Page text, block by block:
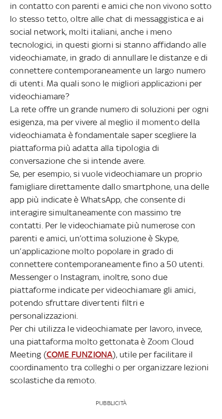
in contatto con parenti e amici che non vivono sotto
lo stesso tetto, oltre alle chat di messaggistica e ai
social network, molti italiani, anche i meno
tecnologici, in questi giorni si stanno affidando alle
videochiamate, in grado di annullare le distanze e di
connettere contemporaneamente un largo numero
di utenti. Ma quali sono le migliori applicazioni per
videochiamare?
La rete offre un grande numero di soluzioni per ogni
esigenza, ma per vivere al meglio il momento della
videochiamata è fondamentale saper scegliere la
piattaforma più adatta alla tipologia di
conversazione che si intende avere.
Se, per esempio, si vuole videochiamare un proprio
famigliare direttamente dallo smartphone, una delle
app più indicate è WhatsApp, che consente di
interagire simultaneamente con massimo tre
contatti. Per le videochiamate più numerose con
parenti e amici, un’ottima soluzione è Skype,
un’applicazione molto popolare in grado di
connettere contemporaneamente fino a 50 utenti.
Messenger o Instagram, inoltre, sono due
piattaforme indicate per videochiamare gli amici,
potendo sfruttare divertenti filtri e
personalizzazioni.
Per chi utilizza le videochiamate per lavoro, invece,
una piattaforma molto gettonata è Zoom Cloud
Meeting (COME FUNZIONA), utile per facilitare il
coordinamento tra colleghi o per organizzare lezioni
scolastiche da remoto.
PUBBLICITÀ